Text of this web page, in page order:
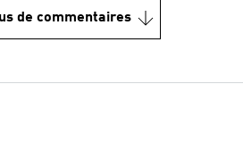
de commentaires